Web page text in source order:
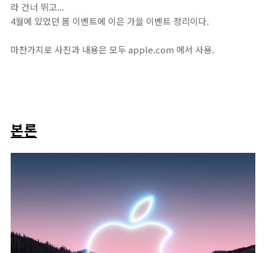
라 건너 뛰고...
4월에 있었던 봄 이벤트에 이은 가을 이벤트 정리이다.
마찬가지로 사진과 내용은 모두 apple.com 에서 사용.
본론